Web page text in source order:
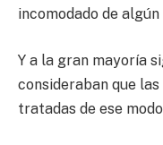
incomodado de
Y a la gran mayoría
consideraban que
tratadas de ese